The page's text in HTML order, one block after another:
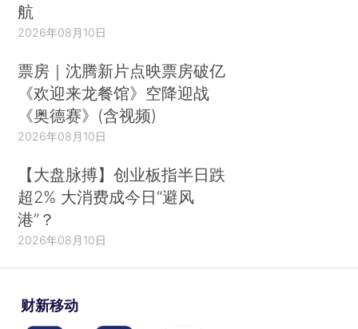
航
2026年08月10日
票房｜沈腾新片点映票房破亿
《欢迎来龙餐馆》空降迎战
《奥德赛》(含视频)
2026年08月10日
【大盘脉搏】创业板指半日跌
超2% 大消费成今日“避风
港”？
2026年08月10日
财新移动